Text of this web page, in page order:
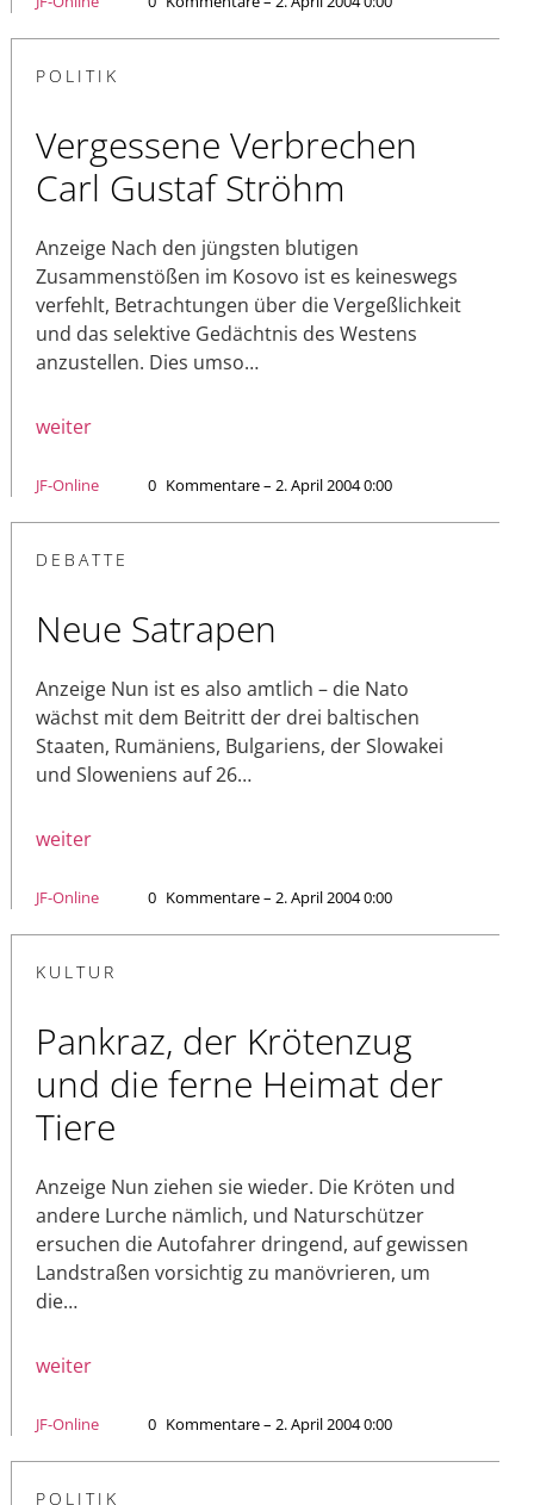
POLITIK
Vergessene Verbrechen
Carl Gustaf Ströhm
Anzeige Nach den jüngsten blutigen
Zusammenstößen im Kosovo ist es keineswegs
verfehlt, Betrachtungen über die Vergeßlichkeit
und das selektive Gedächtnis des Westens
anzustellen. Dies umso…
weiter
JF-Online 0 Kommentare – 2. April 2004 0:00
DEBATTE
Neue Satrapen
Anzeige Nun ist es also amtlich – die Nato
wächst mit dem Beitritt der drei baltischen
Staaten, Rumäniens, Bulgariens, der Slowakei
und Sloweniens auf 26…
weiter
JF-Online 0 Kommentare – 2. April 2004 0:00
KULTUR
Pankraz, der Krötenzug
und die ferne Heimat der
Tiere
Anzeige Nun ziehen sie wieder. Die Kröten und
andere Lurche nämlich, und Naturschützer
ersuchen die Autofahrer dringend, auf gewissen
Landstraßen vorsichtig zu manövrieren, um
die…
weiter
JF-Online 0 Kommentare – 2. April 2004 0:00
POLITIK